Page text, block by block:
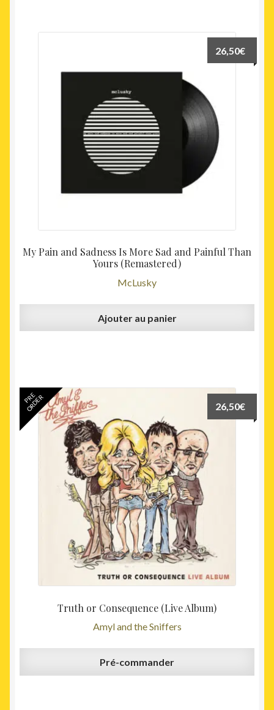
My Pain and Sadness Is More Sad and Painful Than
Yours (Remastered)
McLusky
26,50€
Ajouter au panier
Truth or Consequence (Live Album)
Amyl and the Sniffers
26,50€
PRE
ORDER
Pré-commander